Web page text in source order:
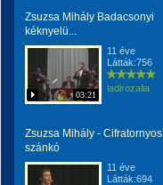
Zsuzsa Mihály Badacsonyi
kéknyelü...
03:21
11 éve
Látták:756
ladirozalia
Zsuzsa Mihály - Cifratornyos
szánkó
11 éve
Látták:694